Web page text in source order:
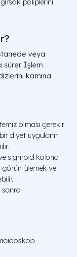
veya
sürer. İşlem
karnına
olması gerekir.
diyet uygulanır
sigmoid kolona
görüntülemek ve
sonra